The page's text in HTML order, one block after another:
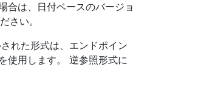
合は、日付ベースのバージョ
さい。
れた形式は、エンドポイン
を使用します。 逆参照形式に